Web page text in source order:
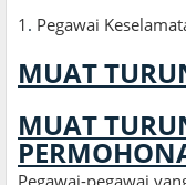
1 . Pegawai
MUAT
MUAT
Pegawai-pegawai